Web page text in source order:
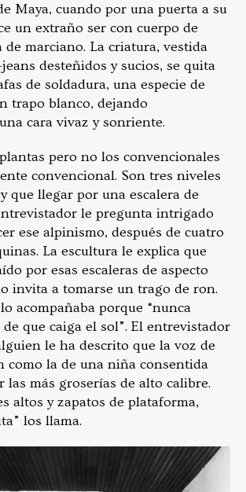
Maya, cuando por una puerta a su
un extraño ser con cuerpo de
de marciano. La criatura, vestida
desteñidos y sucios, se quita
de soldadura, una especie de
trapo blanco, dejando
cara vivaz y sonriente.
pero no los convencionales
convencional. Son tres niveles
que llegar por una escalera de
le pregunta intrigado
ese alpinismo, después de cuatro
La escultura le explica que
por esas escaleras de aspecto
invita a tomarse un trago de ron.
acompañaba porque “nunca
que caiga el sol”. El entrevistador
le ha descrito que la voz de
como la de una niña consentida
las más groserías de alto calibre.
altos y zapatos de plataforma,
los llama.